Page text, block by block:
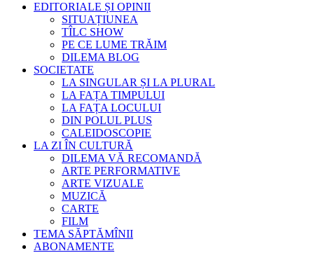
EDITORIALE ȘI OPINII
SITUAȚIUNEA
TÎLC SHOW
PE CE LUME TRĂIM
DILEMA BLOG
SOCIETATE
LA SINGULAR ȘI LA PLURAL
LA FAȚA TIMPULUI
LA FAȚA LOCULUI
DIN POLUL PLUS
CALEIDOSCOPIE
LA ZI ÎN CULTURĂ
DILEMA VĂ RECOMANDĂ
ARTE PERFORMATIVE
ARTE VIZUALE
MUZICĂ
CARTE
FILM
TEMA SĂPTĂMÎNII
ABONAMENTE